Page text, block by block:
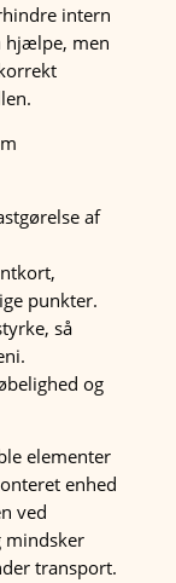
intern
hjælpe, men
af
punkter.
så
og
elementer
enhed
ved
mindsker
transport.